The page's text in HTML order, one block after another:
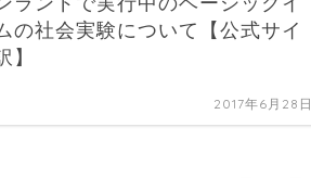
の社会実験について【公式サイ
】
2017年6月28日